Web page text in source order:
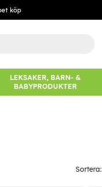
köp
LEKSAKER, BARN- &
BABYPRODUKTER
Sortera: